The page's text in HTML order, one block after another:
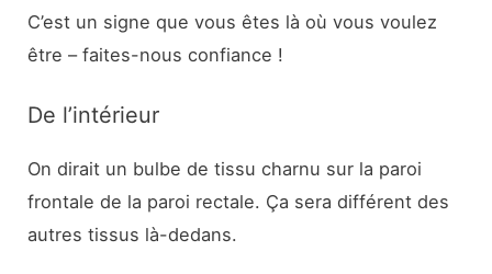
C’est un signe que vous êtes là où vous voulez
être – faites-nous confiance !
De l’intérieur
On dirait un bulbe de tissu charnu sur la paroi
frontale de la paroi rectale. Ça sera différent des
autres tissus là-dedans.